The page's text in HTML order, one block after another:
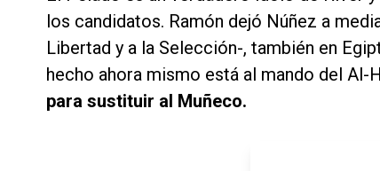
los candidatos. Ramón dejó Núñez a
Libertad y a la Selección-, también en
hecho ahora mismo está al mando del Al-
para sustituir al Muñeco.